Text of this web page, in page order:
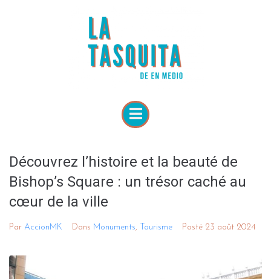
Découvrez l’histoire et la beauté de
Bishop’s Square : un trésor caché au
cœur de la ville
Par AccionMK Dans Monuments, Tourisme Posté 23 août 2024